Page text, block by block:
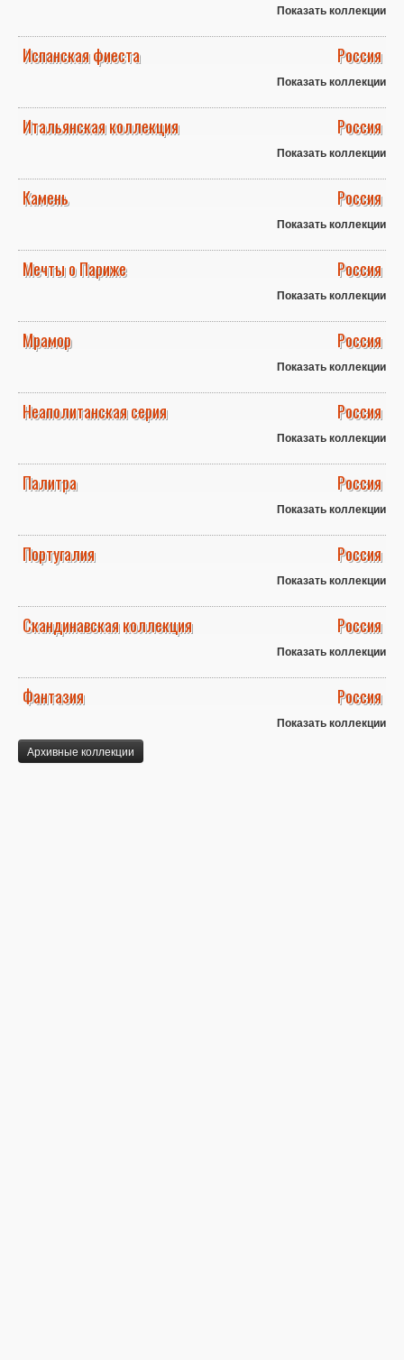
Показать коллекции
Испанская фиеста Россия
Показать коллекции
Итальянская коллекция Россия
Показать коллекции
Камень Россия
Показать коллекции
Мечты о Париже Россия
Показать коллекции
Мрамор Россия
Показать коллекции
Неаполитанская серия Россия
Показать коллекции
Палитра Россия
Показать коллекции
Португалия Россия
Показать коллекции
Скандинавская коллекция Россия
Показать коллекции
Фантазия Россия
Показать коллекции
Архивные коллекции